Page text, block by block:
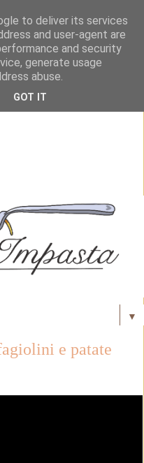
▼
e patate
to deliver its services
and user-agent are
and security
generate usage
abuse.
GOT IT